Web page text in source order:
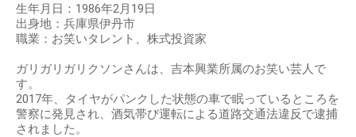
生年月日：1986年2月19日
出身地：兵庫県伊丹市
職業：お笑いタレント、株式投資家
ガリガリガリクソンさんは、吉本興業所属のお笑い芸人で
す。
2017年、タイヤがパンクした状態の車で眠っているところを
警察に発見され、酒気帯び運転による道路交通法違反で逮捕
されました。